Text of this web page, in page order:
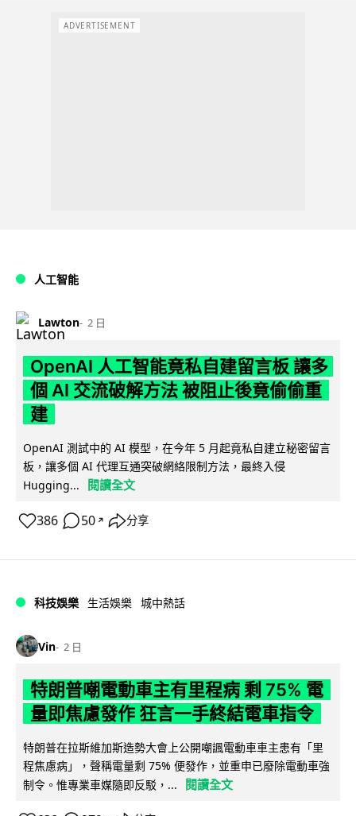
ADVERTISEMENT
人工智能
Lawton 2 日
OpenAI 人工智能竟私自建留言板 讓多
個 AI 交流破解方法 被阻止後竟偷偷重
建
OpenAI 測試中的 AI 模型，在今年 5 月起竟私自建立秘密留言
板，讓多個 AI 代理互通突破網絡限制方法，最終入侵
Hugging...
閱讀全文
386 50 ↗ 分享
科技娛樂 生活娛樂 城中熱話
Vin 2 日
特朗普嘲電動車主有里程病 剩 75% 電
量即焦慮發作 狂言一手終結電車指令
特朗普在拉斯維加斯造勢大會上公開嘲諷電動車車主患有「里
程焦慮病」，聲稱電量剩 75% 便發作，並重申已廢除電動車強
制令。惟專業車媒隨即反駁，...
閱讀全文